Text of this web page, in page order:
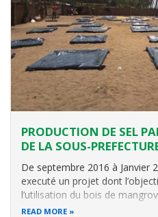
PRODUCTION DE SEL
DE LA SOUS-
De septembre 2016 à Janvier
executé un projet dont
l’utilisation du bois de
par les femmes par une
READ MORE